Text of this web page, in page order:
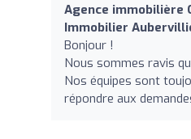
Agence immobilière
Immobilier
Bonjour !
Nous sommes ravis
Nos équipes sont
répondre aux